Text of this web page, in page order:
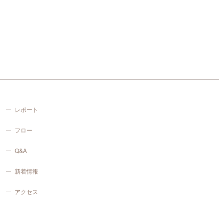
レポート
フロー
Q&A
新着情報
アクセス